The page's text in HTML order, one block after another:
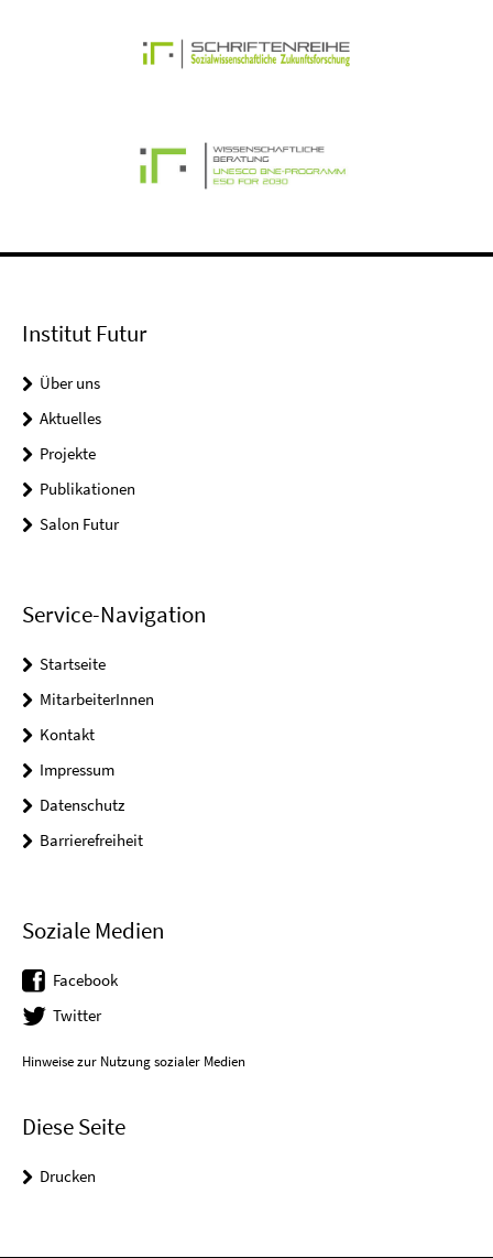
Institut Futur
Über uns
Aktuelles
Projekte
Publikationen
Salon Futur
Service-Navigation
Startseite
MitarbeiterInnen
Kontakt
Impressum
Datenschutz
Barrierefreiheit
Soziale Medien
Facebook
Twitter
Hinweise zur Nutzung sozialer Medien
Diese Seite
Drucken